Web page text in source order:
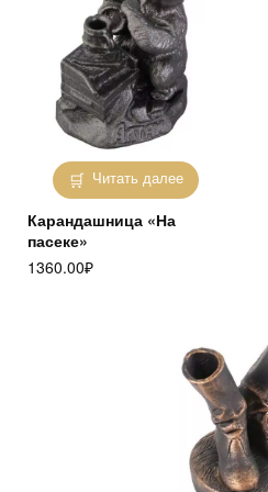
Читать далее
Карандашница «На
пасеке»
1360.00₽